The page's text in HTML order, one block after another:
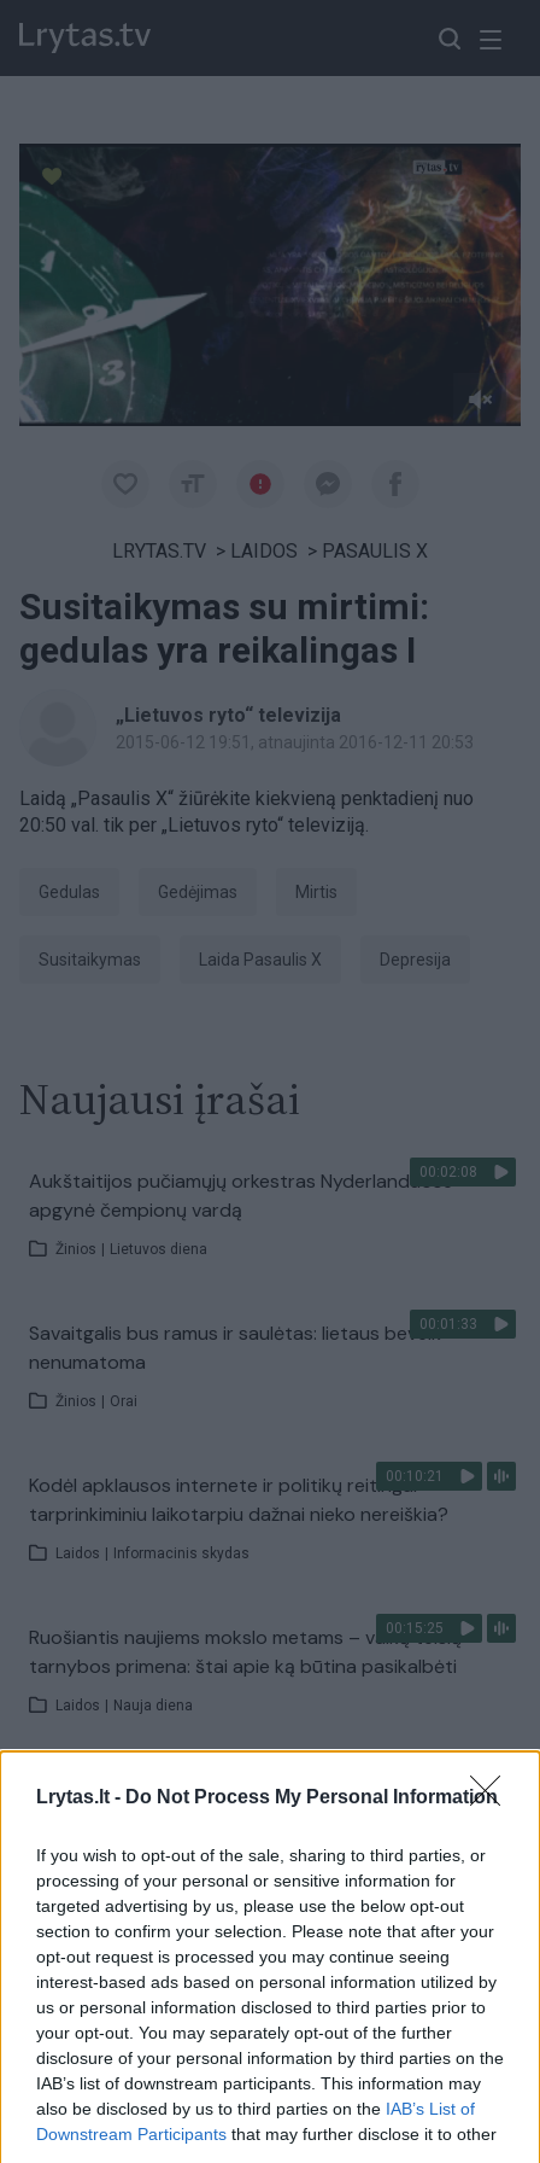
Lrytas.lt - Do Not Process My Personal Information
If you wish to opt-out of the sale, sharing to third parties, or
processing of your personal or sensitive information for
targeted advertising by us, please use the below opt-out
section to confirm your selection. Please note that after your
opt-out request is processed you may continue seeing
interest-based ads based on personal information utilized by
us or personal information disclosed to third parties prior to
your opt-out. You may separately opt-out of the further
disclosure of your personal information by third parties on the
IAB’s list of downstream participants. This information may
also be disclosed by us to third parties on the IAB’s List of
Downstream Participants that may further disclose it to other
LRYTAS.TV > LAIDOS > PASAULIS X
Susitaikymas su mirtimi:
gedulas yra reikalingas I
„Lietuvos ryto“ televizija
2015-06-12 19:51 , atnaujinta 2016-12-11 20:53
Laidą „Pasaulis X“ žiūrėkite kiekvieną penktadienį nuo
20:50 val. tik per „Lietuvos ryto“ televiziją.
gedulas gedėjimas Mirtis
susitaikymas laida Pasaulis X Depresija
Naujausi įrašai
00:02:08
Aukštaitijos pučiamųjų orkestras Nyderlanduose
apgynė čempionų vardą
Žinios Lietuvos diena
00:01:33
Savaitgalis bus ramus ir saulėtas: lietaus beveik
nenumatoma
Žinios Orai
00:10:21
Kodėl apklausos internete ir politikų reitingai
tarprinkiminiu laikotarpiu dažnai nieko nereiškia?
Laidos Informacinis skydas
00:15:25
Ruošiantis naujiems mokslo metams – vaikų teisių
tarnybos primena: štai apie ką būtina pasikalbėti
Laidos Nauja diena
Visi įrašai
Žiūrimiausi įrašai
00:00:30
Vaizdai iš tragiškos avarijos Vilniaus r.: dviejų moterų ir
vaiko gyvybių išgelbėti nepavyko
Žinios | Lietuvos diena
00:00:57
Savaitės vidurys nusimato karštas: temperatūra kils iki